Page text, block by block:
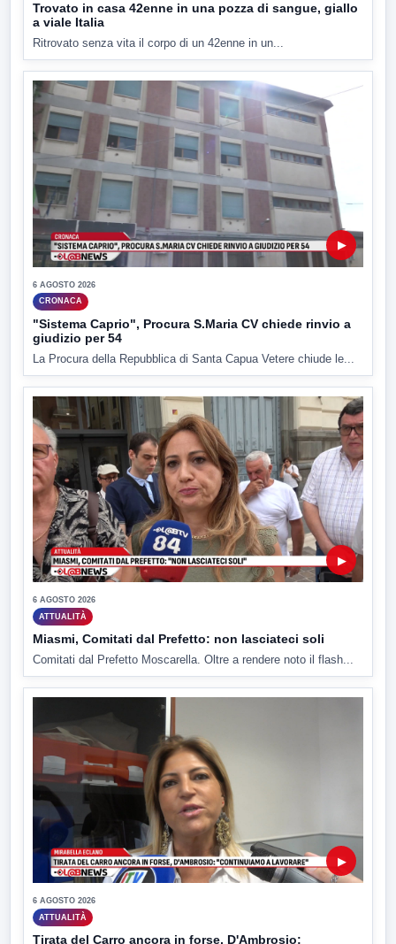
Trovato in casa 42enne in una pozza di sangue, giallo
a viale Italia
Ritrovato senza vita il corpo di un 42enne in un...
▶
6 AGOSTO 2026
CRONACA
"Sistema Caprio", Procura S.Maria CV chiede rinvio a
giudizio per 54
La Procura della Repubblica di Santa Capua Vetere chiude le...
▶
6 AGOSTO 2026
ATTUALITÀ
Miasmi, Comitati dal Prefetto: non lasciateci soli
Comitati dal Prefetto Moscarella. Oltre a rendere noto il flash...
▶
6 AGOSTO 2026
ATTUALITÀ
Tirata del Carro ancora in forse, D'Ambrosio: